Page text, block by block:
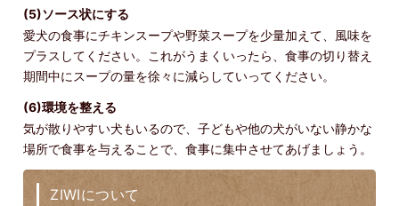
(5)ソース状にする
愛犬の食事にチキンスープや野菜スープを少量加えて、風味を
プラスしてください。これがうまくいったら、食事の切り替え
期間中にスープの量を徐々に減らしていってください。
(6)環境を整える
気が散りやすい犬もいるので、子どもや他の犬がいない静かな
場所で食事を与えることで、食事に集中させてあげましょう。
ZIWIについて